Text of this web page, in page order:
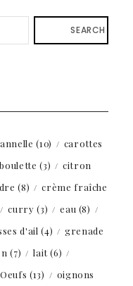
SEARCH
(10)
carottes
(3)
citron
(8)
crème fraîche
curry (3) eau (8)
d'ail (4)
grenade
(7) lait(6)
Oeufs (13)
oignons